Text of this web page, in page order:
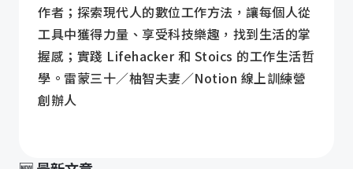
作者；探索現代人的數位工作方法，讓每個人從
工具中獲得力量、享受科技樂趣，找到生活的掌
握感；實踐 Lifehacker 和 Stoics 的工作生活哲
學。雷蒙三十／柚智夫妻／Notion 線上訓練營
創辦人